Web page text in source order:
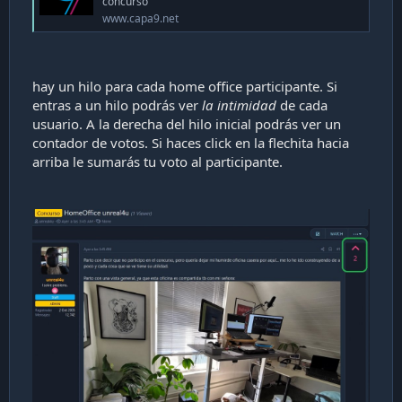
www.capa9.net
hay un hilo para cada home office participante. Si
entras a un hilo podrás ver la intimidad de cada
usuario. A la derecha del hilo inicial podrás ver un
contador de votos. Si haces click en la flechita hacia
arriba le sumarás tu voto al participante.